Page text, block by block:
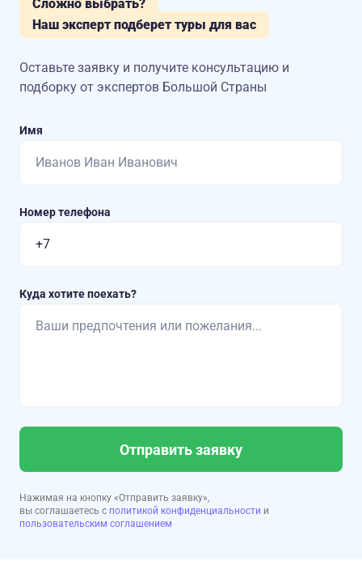
Сложно выбрать?
Наш эксперт подберет туры для вас
Оставьте заявку и получите консультацию и
подборку от экспертов Большой Страны
Имя
Номер телефона
Куда хотите поехать?
Отправить заявку
Нажимая на кнопку «Отправить заявку»,
вы соглашаетесь с политикой конфиденциальности и
пользовательским соглашением